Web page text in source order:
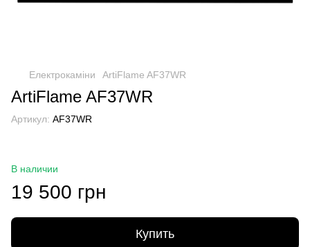
Електрокаміни ArtiFlame AF37WR
ArtiFlame AF37WR
Артикул: AF37WR
В наличии
19 500 грн
Купить